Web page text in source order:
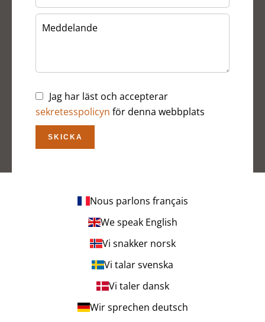
Jag har läst och accepterar
sekretesspolicyn för denna webbplats
SKICKA
Nous parlons français
We speak English
Vi snakker norsk
Vi talar svenska
Vi taler dansk
Wir sprechen deutsch